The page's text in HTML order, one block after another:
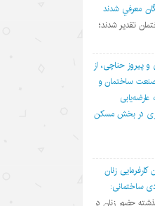
معرفي شدند
تقدیر شدند؛
پیروز حناچی، از
ساختمان و
در بخش مسکن
زنان
ساختمانی:
گذشته حضور زنان در